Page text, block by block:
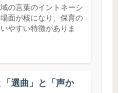
の言葉のイントネーシ
面が核になり、保育の
やすい特徴がありま
選曲」と「声か